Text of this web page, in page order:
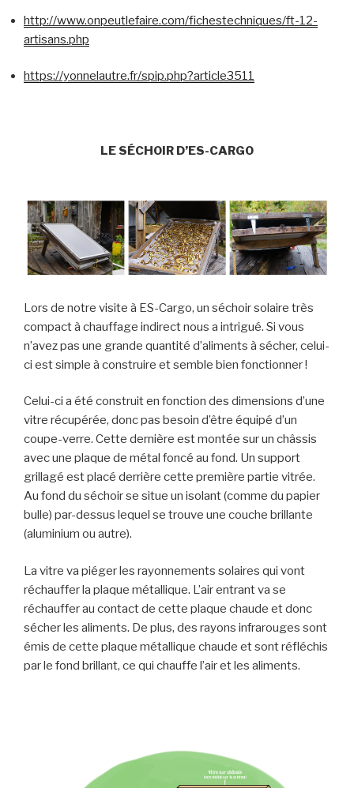
http://www.onpeutlefaire.com/fichestechniques/ft-12-
artisans.php
https://yonnelautre.fr/spip.php?article3511
LE SÉCHOIR D’ES-CARGO
Lors de notre visite à ES-Cargo, un séchoir solaire très
compact à chauffage indirect nous a intrigué. Si vous
n’avez pas une grande quantité d’aliments à sécher, celui-
ci est simple à construire et semble bien fonctionner !
Celui-ci a été construit en fonction des dimensions d’une
vitre récupérée, donc pas besoin d’être équipé d’un
coupe-verre. Cette dernière est montée sur un châssis
avec une plaque de métal foncé au fond. Un support
grillagé est placé derrière cette première partie vitrée.
Au fond du séchoir se situe un isolant (comme du papier
bulle) par-dessus lequel se trouve une couche brillante
(aluminium ou autre).
La vitre va piéger les rayonnements solaires qui vont
réchauffer la plaque métallique. L’air entrant va se
réchauffer au contact de cette plaque chaude et donc
sécher les aliments. De plus, des rayons infrarouges sont
émis de cette plaque métallique chaude et sont réfléchis
par le fond brillant, ce qui chauffe l’air et les aliments.